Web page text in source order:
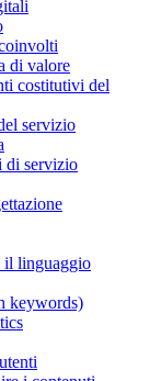
di valore
costitutivi del
servizio
di servizio
il linguaggio
keywords)